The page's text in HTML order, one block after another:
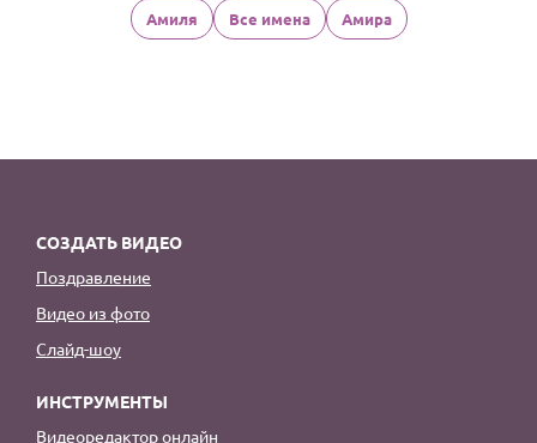
Амиля Все имена Амира
СОЗДАТЬ ВИДЕО
Поздравление
Видео из фото
Слайд-шоу
ИНСТРУМЕНТЫ
Видеоредактор онлайн